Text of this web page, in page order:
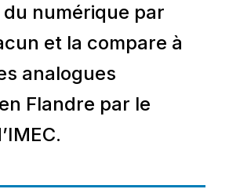
numérique par
et la compare à
analogues
Flandre par le